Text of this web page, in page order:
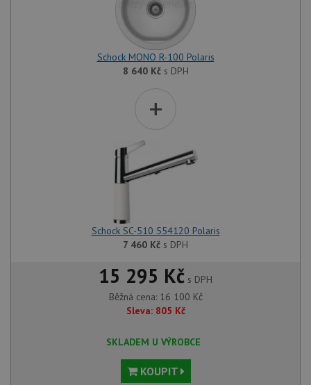
Schock MONO R-100 Polaris
8 640 Kčs DPH
+
Schock SC-510 554120 Polaris
7 460 Kč s DPH
15 295 Kč s DPH
Běžná cena: 16 100 Kč
Sleva: 805 Kč
SKLADEM U VÝROBCE
KOUPIT